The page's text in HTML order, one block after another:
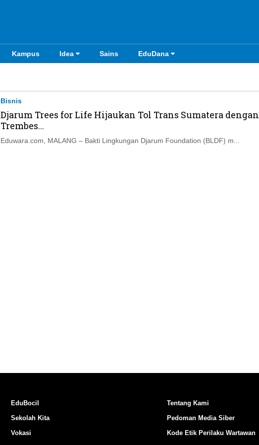
Kampus Idea Sains EduDana
Bisnis
Djarum Trees for Life Hijaukan Tol Trans Sumatera dengan
Trembes...
Eduwara.com, MALANG – Bakti Lingkungan Djarum Foundation (BLDF) m...
EduBocil
Sekolah Kita
Vokasi
Tentang Kami
Pedoman Media Siber
Kode Etik Perilaku Wartawan